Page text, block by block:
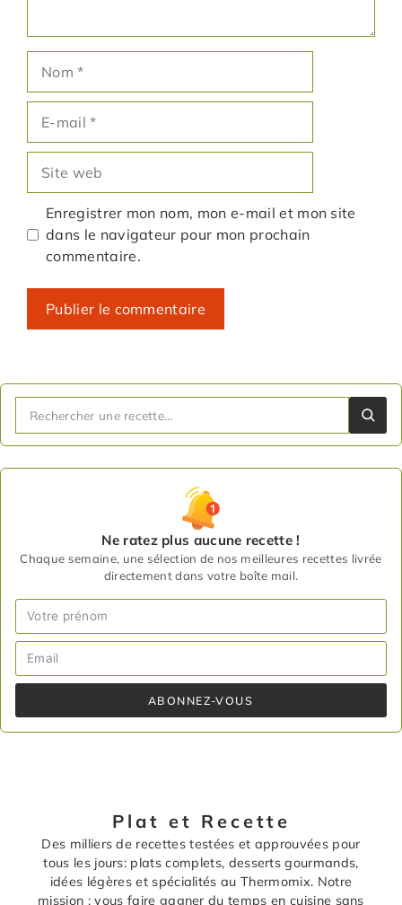
mail
web
Enregistrer mon nom, mon e-mail et mon site
dans le navigateur pour mon prochain
commentaire.
Ne ratez plus aucune recette !
Chaque semaine, une sélection de nos meilleures recettes livrée
directement dans votre boîte mail.
ABONNEZ-VOUS
Plat et Recette
Des milliers de recettes testées et approuvées pour
tous les jours: plats complets, desserts gourmands,
idées légères et spécialités au Thermomix. Notre
mission : vous faire gagner du temps en cuisine sans